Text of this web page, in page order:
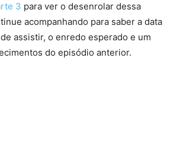
3 para ver o desenrolar dessa
acompanhando para saber a data
assistir, o enredo esperado e um
do episódio anterior.